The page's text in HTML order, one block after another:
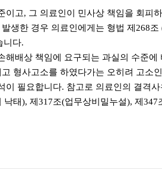
고, 그 의료인이 민사상 책임을 회피
생한 경우 의료인에게는 형법 제268
니다.
배상 책임에 요구되는 과실의 수준
형사고소를 하였다가는 오히려 고소
필요합니다. 참고로 의료인의 결격
태), 제317조(업무상비밀누설), 제